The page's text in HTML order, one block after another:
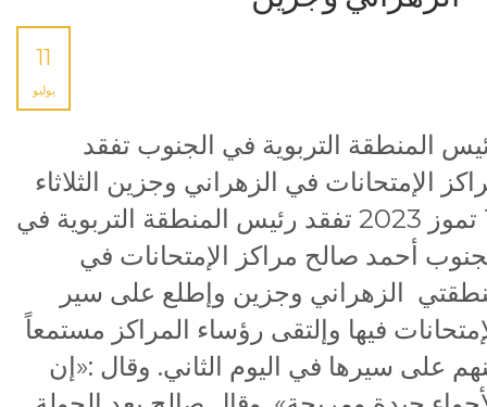
11
يوليو
المنطقة التربوية في الجنوب تفقد
الإمتحانات في الزهراني وجزين الثلاثاء
11 تموز 2023 تفقد رئيس المنطقة التربوية في
أحمد صالح مراكز الإمتحانات في
الزهراني وجزين وإطلع على سير
فيها وإلتقى رؤساء المراكز مستمعاً
على سيرها في اليوم الثاني. وقال :«إن